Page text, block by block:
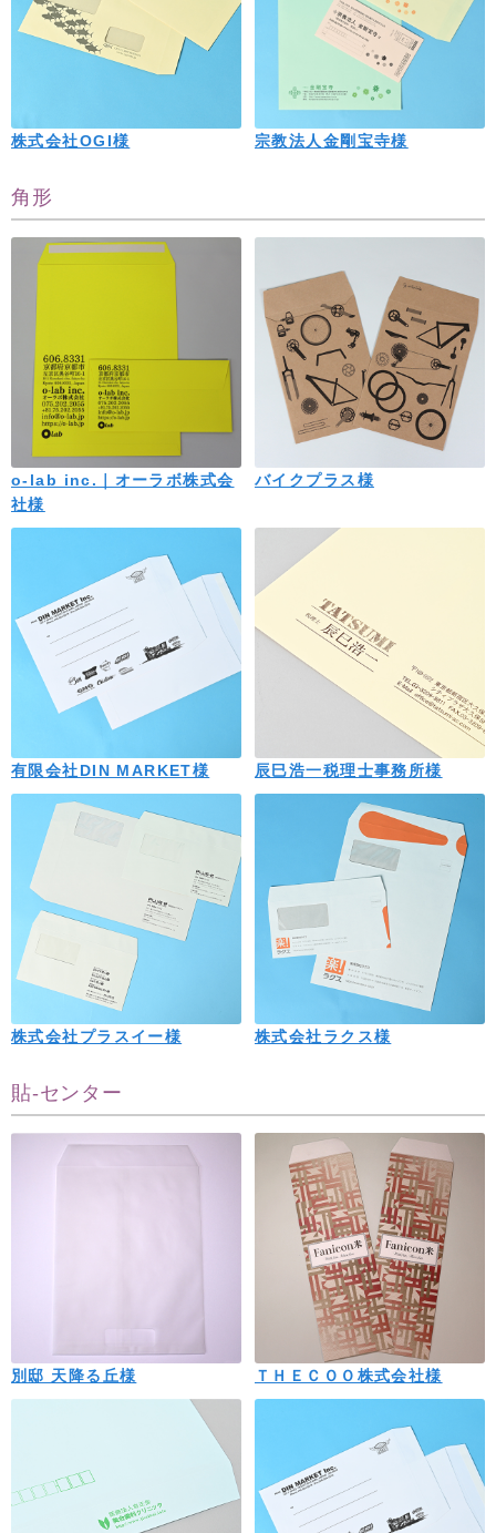
株式会社OGI様 宗教法人金剛宝寺様
角形
o-lab inc.｜オーラボ株式会
社様
バイクプラス様
有限会社DIN MARKET様 辰巳浩一税理士事務所様
株式会社プラスイー様 株式会社ラクス様
貼-センター
別邸 天降る丘様 ＴＨＥＣＯＯ株式会社様